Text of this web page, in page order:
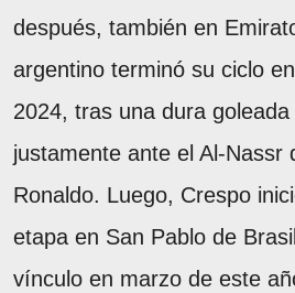
después, también en
argentino terminó su ciclo
2024, tras una dura
justamente ante el Al-Nassr
Ronaldo. Luego, Crespo
etapa en San Pablo de
vínculo en marzo de este